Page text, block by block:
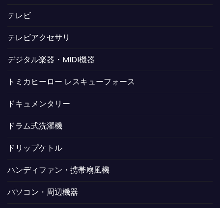
テレビ
テレビアクセサリ
デジタル楽器・MIDI機器
トミカヒーロー レスキューフォース
ドキュメンタリー
ドラム式洗濯機
ドリップケトル
ハンディファン・携帯扇風機
パソコン・周辺機器